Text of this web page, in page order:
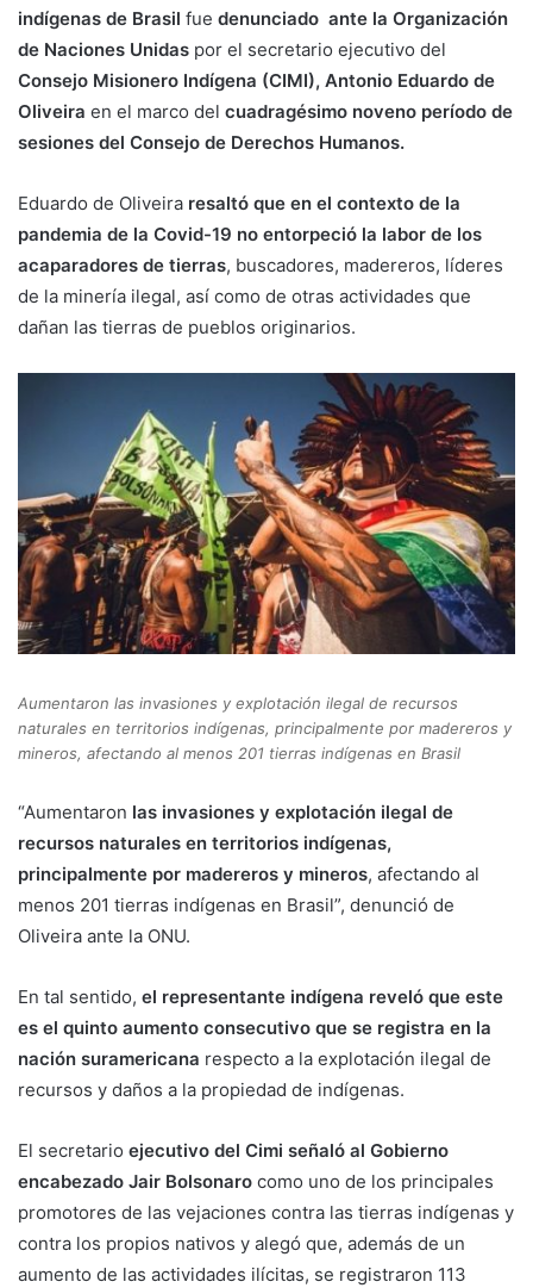
indígenas de Brasil fue denunciado ante la Organización
de Naciones Unidas por el secretario ejecutivo del
Consejo Misionero Indígena (CIMI), Antonio Eduardo de
Oliveira en el marco del cuadragésimo noveno período de
sesiones del Consejo de Derechos Humanos.
Eduardo de Oliveira resaltó que en el contexto de la
pandemia de la Covid-19 no entorpeció la labor de los
acaparadores de tierras, buscadores, madereros, líderes
de la minería ilegal, así como de otras actividades que
dañan las tierras de pueblos originarios.
Aumentaron las invasiones y explotación ilegal de recursos
naturales en territorios indígenas, principalmente por madereros y
mineros, afectando al menos 201 tierras indígenas en Brasil
“Aumentaron las invasiones y explotación ilegal de
recursos naturales en territorios indígenas,
principalmente por madereros y mineros, afectando al
menos 201 tierras indígenas en Brasil”, denunció de
Oliveira ante la ONU.
En tal sentido, el representante indígena reveló que este
es el quinto aumento consecutivo que se registra en la
nación suramericana respecto a la explotación ilegal de
recursos y daños a la propiedad de indígenas.
El secretario ejecutivo del Cimi señaló al Gobierno
encabezado Jair Bolsonaro como uno de los principales
promotores de las vejaciones contra las tierras indígenas y
contra los propios nativos y alegó que, además de un
aumento de las actividades ilícitas, se registraron 113